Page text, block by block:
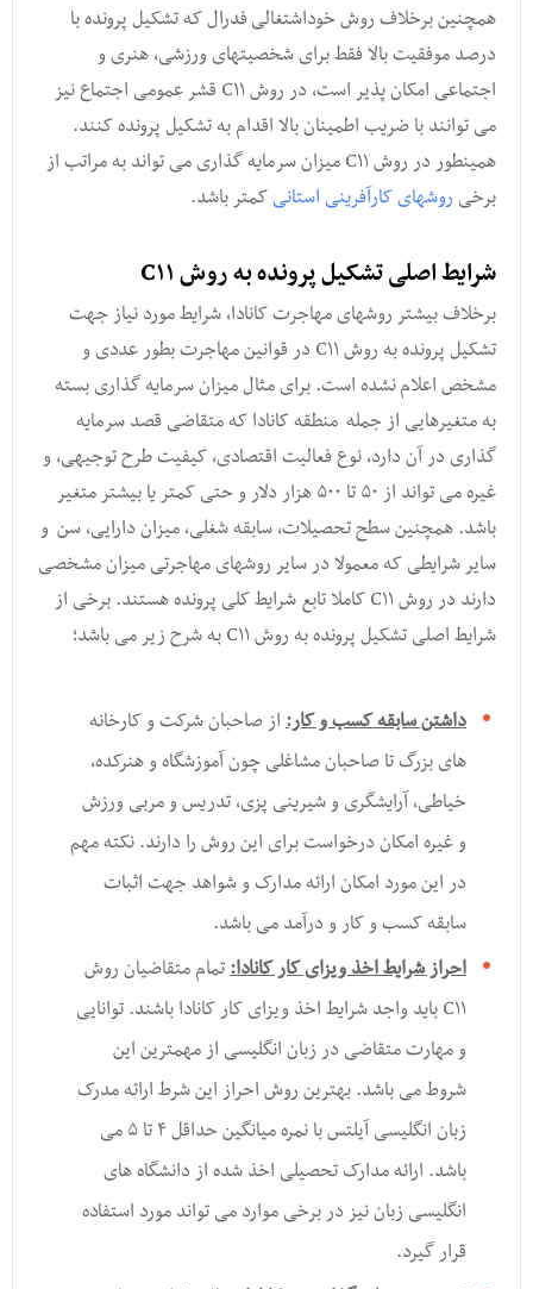
همچنین برخلاف روش خوداشتغالی فدرال که تشکیل پرونده با
درصد موفقیت بالا فقط برای شخصیتهای ورزشی, هنری و
اجتماعی امکان پذیر است, در روش C۱۱ قشر عمومی اجتماع نیز
می توانند با ضریب اطمینان بالا اقدام به تشکیل پرونده کنند.
همینطور در روش C۱۱ میزان سرمایه گذاری می تواند به مراتب از
برخی روشهای کارآفرینی استانیکمتر باشد.
شرایط اصلی تشکیل پرونده به روش C۱۱
برخلاف بیشتر روشهای مهاجرت کانادا, شرایط مورد نیاز جهت
تشکیل پرونده به روش C۱۱ در قوانین مهاجرت بطور عددی و
مشخص اعلام نشده است. برای مثال میزان سرمایه گذاری بسته
به متغیرهایی از جمله منطقه کانادا که متقاضی قصد سرمایه
گذاری در آن دارد, نوع فعالیت اقتصادی, کیفیت طرح توجیهی, و
غیره می تواند از ۵۰ تا ۵۰۰ هزار دلار و حتی کمتر یا بیشتر متغیر
باشد. همچنین سطح تحصیلات, سابقه شغلی, میزان دارایی, سن و
سایر شرایطی که معمولا در سایر روشهای مهاجرتی میزان مشخصی
دارند در روش C۱۱ کاملا تابع شرایط کلی پرونده هستند. برخی از
شرایط اصلی تشکیل پرونده به روش C۱۱ به شرح زیر می باشد؛
داشتن سابقه کسب و کار:از صاحبان شرکت و کارخانه
های بزرگ تا صاحبان مشاغلی چون آموزشگاه و هنرکده,
خیاطی, آرایشگری و شیرینی پزی, تدریس و مربی ورزش
و غیره امکان درخواست برای این روش را دارند. نکته مهم
در این مورد امکان ارائه مدارک و شواهد جهت اثبات
سابقه کسب و کار و درآمد می باشد.
احراز شرایط اخذ ویزای کار کانادا:تمام متقاضیان روش
C۱۱ باید واجد شرایط اخذ ویزای کار کانادا باشند. توانایی
و مهارت متقاضی در زبان انگلیسی از مهمترین این
شروط می باشد. بهترین روش احراز این شرط ارائه مدرک
زبان انگلیسی آیلتس با نمره میانگین حداقل ۴ تا ۵ می
باشد. ارائه مدارک تحصیلی اخذ شده از دانشگاه های
انگلیسی زبان نیز در برخی موارد می تواند مورد استفاده
قرار گیرد.